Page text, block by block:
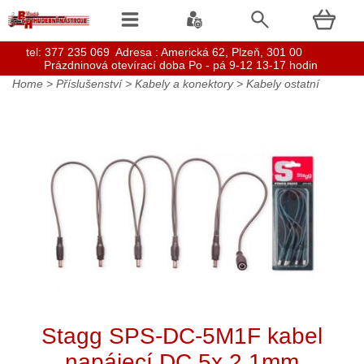
Home > Příslušenství > Kabely a konektory> Kabely ostatní
Stagg SPS-DC-5M1F kabel
tel: 377 235 069 Adresa : Americká 62, Plzeň, 301 00
Prázdninová otevírací doba Po - pá 9-12 13-17 hodin